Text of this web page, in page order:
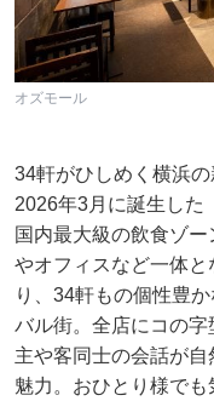
オズモール
34軒がひしめく横浜
2026年3月に誕生した
国内最大級の飲食ゾ
やオフィスなど一体
り、34軒もの個性豊
バル街。全店にコの
主や客同士の会話が
魅力。おひとり様で